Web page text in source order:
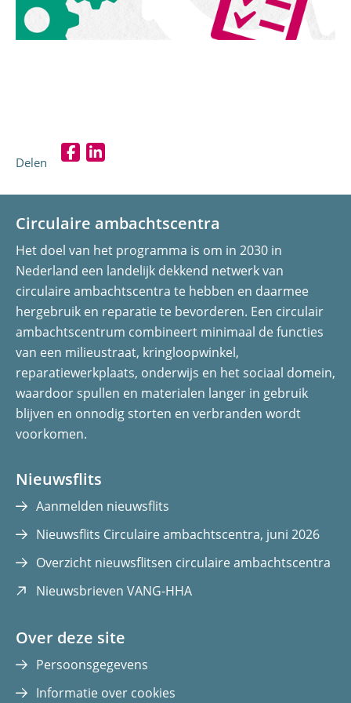
Delen
e
e
n
o
p
F
a
c
e
b
o
o
(opent
venster)
e
e
n
o
p
L
i
n
k
e
d
I
(opent
in
venster)
Circulaire ambachtscentra
Het doel van het programma is om in 2030 in
Nederland een landelijk dekkend netwerk van
circulaire ambachtscentra te hebben en daarmee
hergebruik en reparatie te bevorderen. Een circulair
ambachtscentrum combineert minimaal de functies
van een milieustraat, kringloopwinkel,
reparatiewerkplaats, onderwijs en het sociaal domein,
waardoor spullen en materialen langer in gebruik
blijven en onnodig storten en verbranden wordt
voorkomen.
Nieuwsflits
Aanmelden nieuwsflits
Nieuwsflits Circulaire ambachtscentra, juni 2026
Overzicht nieuwsflitsen circulaire ambachtscentra
Nieuwsbrieven VANG-HHA(opent
Over deze site
Persoonsgegevens
Informatie over cookies